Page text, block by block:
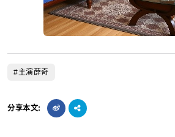
#主演薛奇
分享本文: